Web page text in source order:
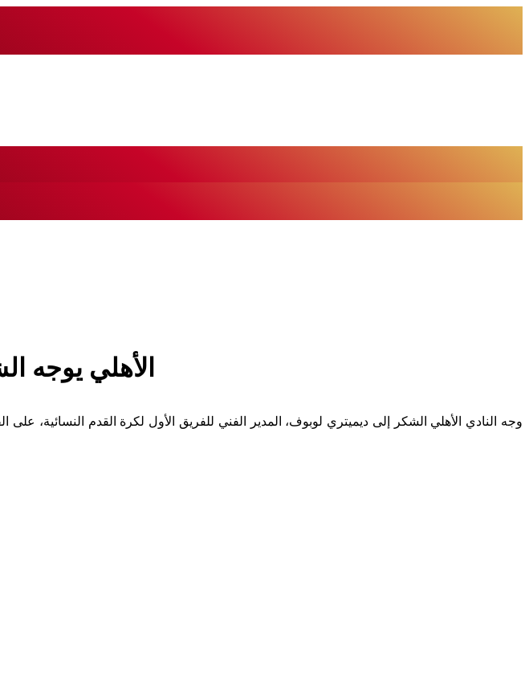
الأهلي يوجه
وجه النادي الأهلي الشكر إلى ديميتري لوبوف، المدير الفني للفريق الأول لكرة القدم النسائية، على